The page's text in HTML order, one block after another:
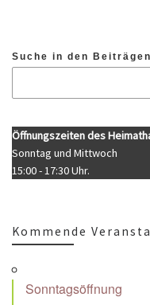
Suche in den Beiträgen
Öffnungszeiten des
Sonntag und Mittwoch
15:00 - 17:30 Uhr.
Kommende
Sonntagsöffnung